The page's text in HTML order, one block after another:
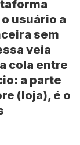
usuário a
sem
veia
cola entre
a parte
(loja), é o